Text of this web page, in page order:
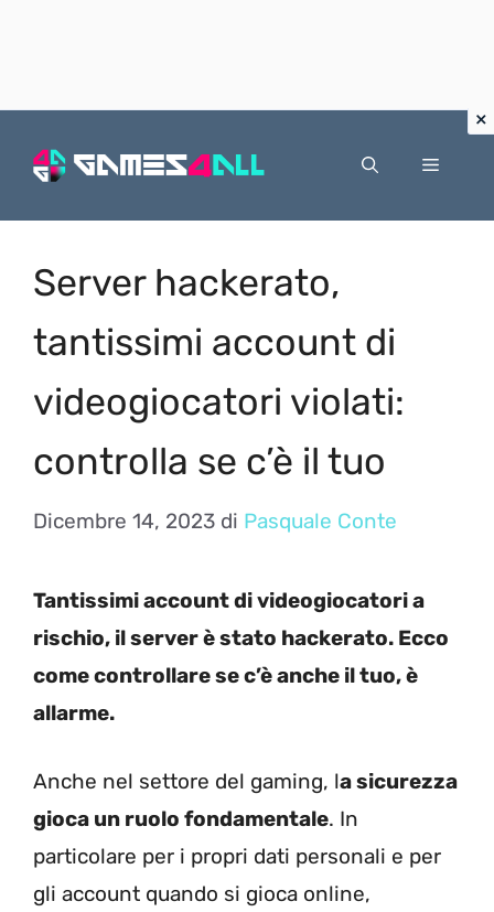
Menu
Server hackerato,
tantissimi account di
videogiocatori violati:
controlla se c’è il tuo
Dicembre 14, 2023 di Pasquale Conte
Tantissimi account di videogiocatori a
rischio, il server è stato hackerato. Ecco
come controllare se c’è anche il tuo, è
allarme.
Anche nel settore del gaming, la sicurezza
gioca un ruolo fondamentale. In
particolare per i propri dati personali e per
gli account quando si gioca online,